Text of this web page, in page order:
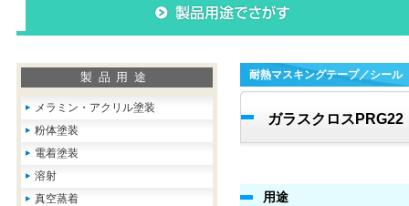
製品用途
メラミン・アクリル塗装
粉体塗装
電着塗装
溶射
真空蒸着
耐熱マスキングテープ／シール
ガラスクロスPRG22
用途